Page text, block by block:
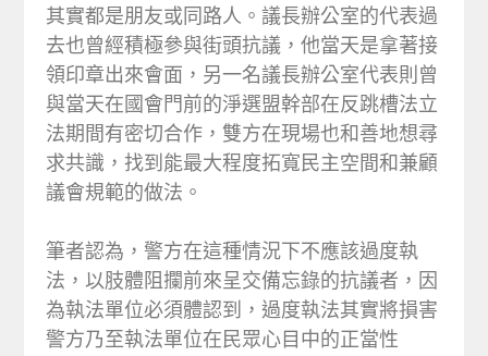
其實都是朋友或同路人。議長辦公室的代表過
去也曾經積極參與街頭抗議，他當天是拿著接
領印章出來會面，另一名議長辦公室代表則曾
與當天在國會門前的淨選盟幹部在反跳槽法立
法期間有密切合作，雙方在現場也和善地想尋
求共識，找到能最大程度拓寬民主空間和兼顧
議會規範的做法。
筆者認為，警方在這種情況下不應該過度執
法，以肢體阻攔前來呈交備忘錄的抗議者，因
為執法單位必須體認到，過度執法其實將損害
警方乃至執法單位在民眾心目中的正當性